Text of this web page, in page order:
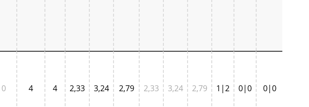
0 4 4 2,33 3,24 2,79 2,33 3,24 2,79 1|2 0|0 0|0